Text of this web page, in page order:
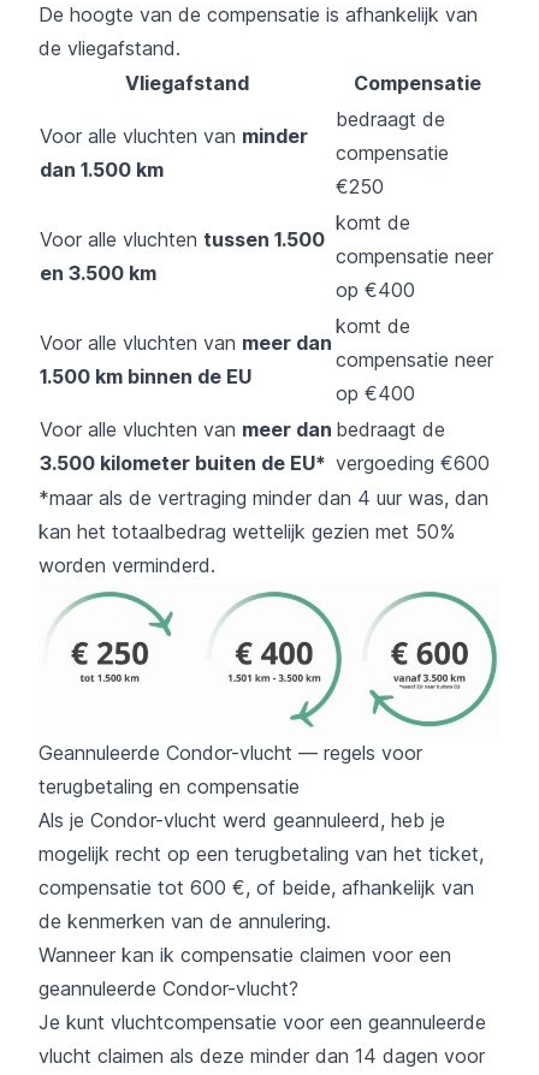
De hoogte van de compensatie is afhankelijk van
de vliegafstand.
Vliegafstand
Compensatie
Voor alle vluchten van minder
dan 1.500 km
bedraagt de
compensatie
€250
Voor alle vluchten tussen 1.500
en 3.500 km
komt de
compensatie neer
op €400
Voor alle vluchten van meer dan
1.500 km binnen de EU
komt de
compensatie neer
op €400
Voor alle vluchten van meer dan
3.500 kilometer buiten de EU*
bedraagt de
vergoeding €600
*maar als de vertraging minder dan 4 uur was, dan
kan het totaalbedrag wettelijk gezien met 50%
worden verminderd.
Geannuleerde Condor-vlucht — regels voor
terugbetaling en compensatie
Als je Condor-vlucht werd geannuleerd, heb je
mogelijk recht op een terugbetaling van het ticket,
compensatie tot 600 €, of beide, afhankelijk van
de kenmerken van de annulering.
Wanneer kan ik compensatie claimen voor een
geannuleerde Condor-vlucht?
Je kunt vluchtcompensatie voor een geannuleerde
vlucht claimen als deze minder dan 14 dagen voor